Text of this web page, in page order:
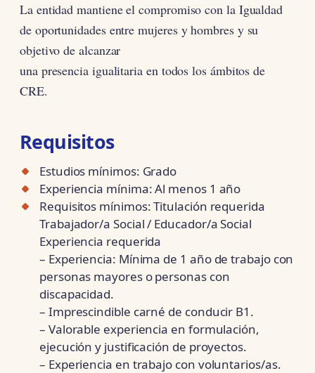
La entidad mantiene el compromiso con la Igualdad
de oportunidades entre mujeres y hombres y su
objetivo de alcanzar
una presencia igualitaria en todos los ámbitos de
CRE.
Requisitos
Estudios mínimos: Grado
Experiencia mínima: Al menos 1 año
Requisitos mínimos: Titulación requerida
Trabajador/a Social / Educador/a Social
Experiencia requerida
– Experiencia: Mínima de 1 año de trabajo con
personas mayores o personas con
discapacidad.
– Imprescindible carné de conducir B1.
– Valorable experiencia en formulación,
ejecución y justificación de proyectos.
– Experiencia en trabajo con voluntarios/as.